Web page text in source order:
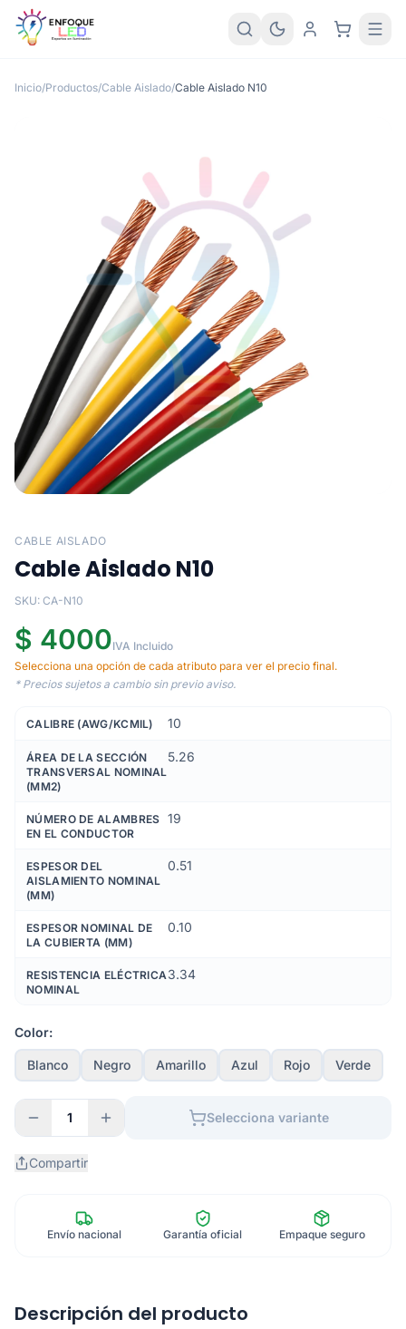
Inicio/Productos/Cable Aislado/Cable Aislado N10
CABLE AISLADO
Cable Aislado N10
SKU: CA-N10
$ 4000IVA Incluido
Selecciona una opción de cada atributo para ver el precio final.
* Precios sujetos a cambio sin previo aviso.
CALIBRE (AWG/KCMIL) 10
ÁREA DE LA SECCIÓN
TRANSVERSAL NOMINAL
(MM2)
5.26
NÚMERO DE ALAMBRES
EN EL CONDUCTOR
19
ESPESOR DEL
AISLAMIENTO NOMINAL
(MM)
0.51
ESPESOR NOMINAL DE
LA CUBIERTA (MM)
0.10
RESISTENCIA ELÉCTRICA
NOMINAL
3.34
Color:
Blanco Negro Amarillo Azul Rojo Verde
1 Selecciona variante
Compartir
Envío nacional Garantía oficial Empaque seguro
Descripción del producto